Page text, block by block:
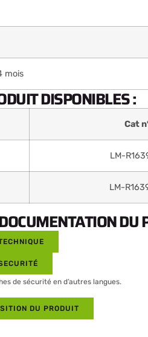
mois
DISPONIBLES :
Cat
LM-
LM-
DU
de sécurité en d’autres langues.
DU PRODUIT